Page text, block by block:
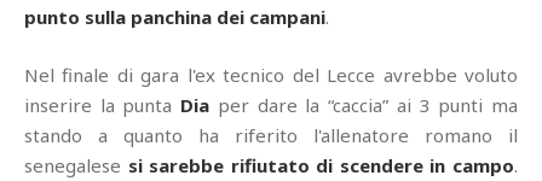
punto sulla panchina dei campani.
Nel finale di gara l'ex tecnico del Lecce avrebbe voluto
inserire la punta Dia per dare la “caccia” ai 3 punti ma
stando a quanto ha riferito l'allenatore romano il
senegalese si sarebbe rifiutato di scendere in campo.